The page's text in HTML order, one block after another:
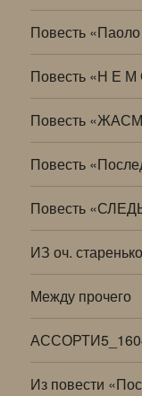
Повесть
Повесть «Н Е М
Повесть
Повесть
Повесть
ИЗ оч.
Между прочего
Из повести